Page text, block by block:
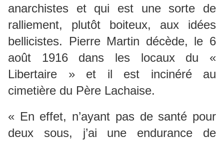
anarchistes et qui est une sorte de
ralliement, plutôt boiteux, aux idées
bellicistes. Pierre Martin décède, le 6
août 1916 dans les locaux du «
Libertaire » et il est incinéré au
cimetière du Père Lachaise.
« En effet, n’ayant pas de santé pour
deux sous, j’ai une endurance de